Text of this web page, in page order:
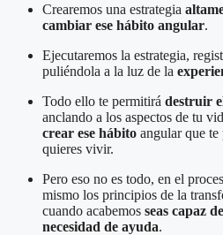
Crearemos una estrategia
cambiar ese hábito angular.
Ejecutaremos la estrategia,
puliéndola a la luz de la
Todo ello te permitirá destruir
anclando a los aspectos de tu
crear ese hábito angular que
quieres vivir.
Pero eso no es todo, en el
mismo los principios de la
cuando acabemos seas capaz
necesidad de ayuda.